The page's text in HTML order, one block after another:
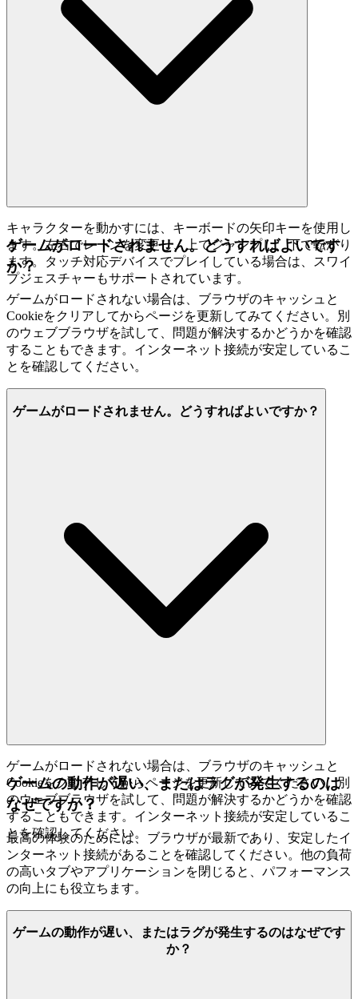
キャラクターを動かすには、キーボードの矢印キーを使用し
ます。左右でレーンを変更し、上でジャンプし、下で転がり
ます。タッチ対応デバイスでプレイしている場合は、スワイ
プジェスチャーもサポートされています。
ゲームがロードされません。どうすればよいです
か？
ゲームがロードされない場合は、ブラウザのキャッシュと
Cookieをクリアしてからページを更新してみてください。別
のウェブブラウザを試して、問題が解決するかどうかを確認
することもできます。インターネット接続が安定しているこ
とを確認してください。
ゲームがロードされません。どうすればよいですか？
ゲームがロードされない場合は、ブラウザのキャッシュと
Cookieをクリアしてからページを更新してみてください。別
のウェブブラウザを試して、問題が解決するかどうかを確認
することもできます。インターネット接続が安定しているこ
とを確認してください。
ゲームの動作が遅い、またはラグが発生するのは
なぜですか？
最高の体験のためには、ブラウザが最新であり、安定したイ
ンターネット接続があることを確認してください。他の負荷
の高いタブやアプリケーションを閉じると、パフォーマンス
の向上にも役立ちます。
ゲームの動作が遅い、またはラグが発生するのはなぜです
か？